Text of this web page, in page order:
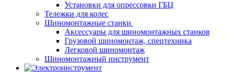
Установки для опрессовки ГБЦ
Тележки для колес
Шиномонтажные станки
Аксессуары для шиномонтажных станков
Грузовой шиномонтаж, спецтехника
Легковой шиномонтаж
Шиномонтажный инструмент